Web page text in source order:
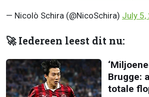
— Nicolò Schira (@NicoSchira) July 5,
🚀 Iedereen leest dit nu:
Brugge:
totale